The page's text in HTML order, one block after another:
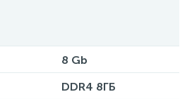
8 Gb
DDR4 8ГБ